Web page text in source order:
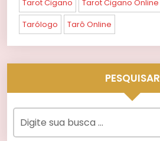
Tarot Cigano Tarot Cigano Online
Tarólogo Tarô Online
PESQUISAR